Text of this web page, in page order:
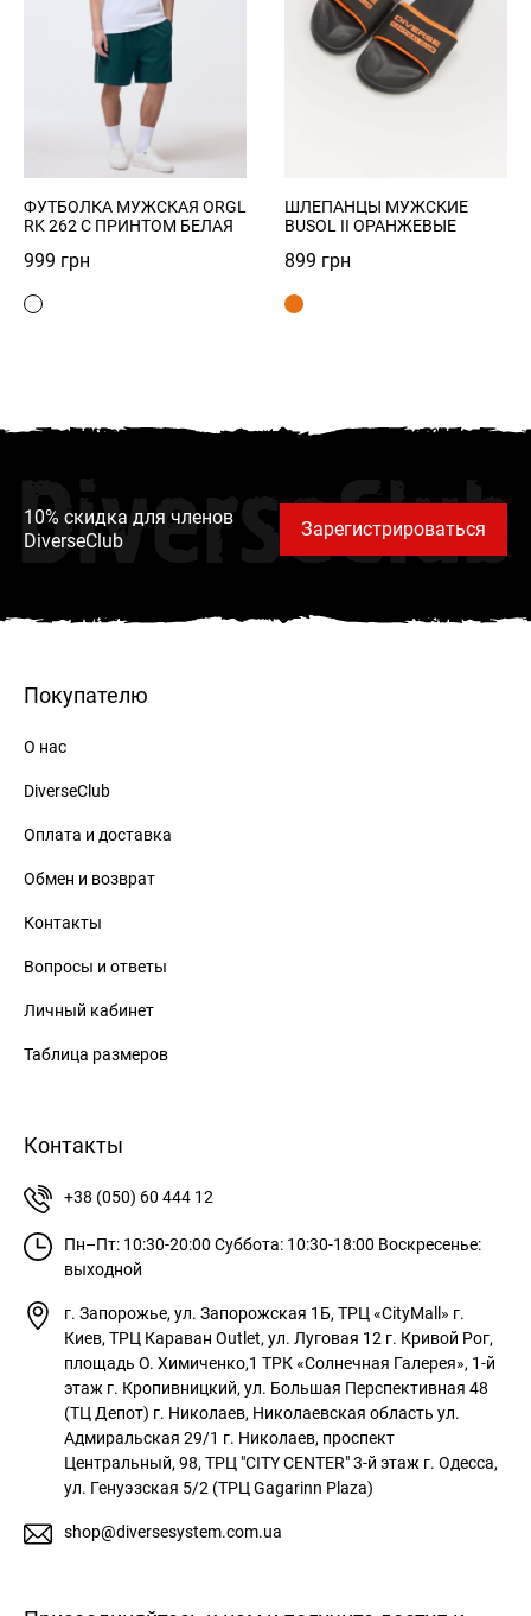
ФУТБОЛКА МУЖСКАЯ ORGL
RK 262 С ПРИНТОМ БЕЛАЯ
999 грн
ШЛЕПАНЦЫ МУЖСКИЕ
BUSOL II ОРАНЖЕВЫЕ
899 грн
10% скидка для членов
DiverseClub
DiverseClub
Зарегистрироваться
Покупателю
О нас
DiverseClub
Оплата и доставка
Обмен и возврат
Контакты
Вопросы и ответы
Личный кабинет
Таблица размеров
Контакты
+38 (050) 60 444 12
Пн–Пт: 10:30-20:00 Суббота: 10:30-18:00 Воскресенье:
выходной
г. Запорожье, ул. Запорожская 1Б, ТРЦ «CityMall» г.
Киев, ТРЦ Караван Outlet, ул. Луговая 12 г. Кривой Рог,
площадь О. Химиченко,1 ТРК «Солнечная Галерея», 1-й
этаж г. Кропивницкий, ул. Большая Перспективная 48
(ТЦ Депот) г. Николаев, Николаевская область ул.
Адмиральская 29/1 г. Николаев, проспект
Центральный, 98, ТРЦ "CITY CENTER" 3-й этаж г. Одесса,
ул. Генуэзская 5/2 (ТРЦ Gagarinn Plaza)
shop@diversesystem.com.ua